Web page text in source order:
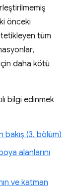
önceki
tüm
için daha kötü
bilgi edinmek
bakış (3. bölüm)
alanlarını
ve katman